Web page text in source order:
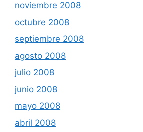
noviembre 2008
octubre 2008
septiembre 2008
agosto 2008
julio 2008
junio 2008
mayo 2008
abril 2008